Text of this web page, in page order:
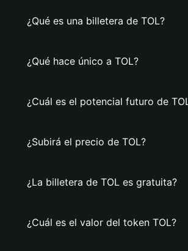
¿Qué es una billetera de TOL?
¿Qué hace único a TOL?
¿Cuál es el potencial futuro de
¿Subirá el precio de TOL?
¿La billetera de TOL es gratuita?
¿Cuál es el valor del token TOL?